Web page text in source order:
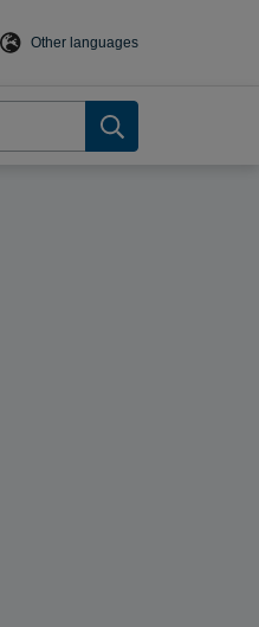
Other languages